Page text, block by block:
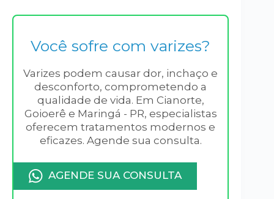
Você sofre com varizes?
Varizes podem causar dor, inchaço e
desconforto, comprometendo a
qualidade de vida. Em Cianorte,
Goioerê e Maringá - PR, especialistas
oferecem tratamentos modernos e
eficazes. Agende sua consulta.
AGENDE SUA CONSULTA